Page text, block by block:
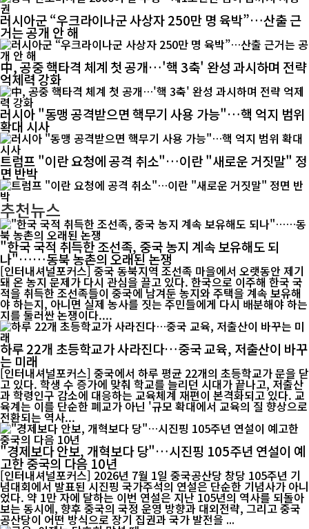
러시아군 “우크라이나군 사상자 250만 명 육박”…산출 근
거는 공개 안 해
中, 공중 핵타격 체계 첫 공개…'핵 3축' 완성 과시하며 전략
억제력 강화
러시아 "동맹 공격받으면 핵무기 사용 가능"…핵 억지 범위
확대 시사
트럼프 "이란 요청에 공격 취소"…이란 "새로운 거짓말" 정
면 반박
추천뉴스
"한국 국적 취득한 조선족, 중국 농지 계속 보유해도 되
나"……동북 농촌의 오래된 논쟁
[인터내셔널포커스] 중국 동북지역 조선족 마을에서 오랫동안 제기
돼 온 농지 문제가 다시 관심을 끌고 있다. 한국으로 이주해 한국 국
적을 취득한 조선족들이 중국에 남겨둔 농지와 주택을 계속 보유해
야 하는지, 아니면 실제 농사를 짓는 주민들에게 다시 배분해야 하는
지를 둘러싼 논쟁이다....
하루 22개 초등학교가 사라진다…중국 교육, 저출산이 바꾸
는 미래
[인터내셔널포커스] 중국에서 하루 평균 22개의 초등학교가 문을 닫
고 있다. 학생 수 증가에 맞춰 학교를 늘리던 시대가 끝나고, 저출산
과 학령인구 감소에 대응하는 교육체계 재편이 본격화되고 있다. 교
육계는 이를 단순한 폐교가 아닌 '규모 확대에서 교육의 질 향상으로
전환되는 역사...
"경제보다 안보, 개혁보다 당"…시진핑 105주년 연설이 예
고한 중국의 다음 10년
[인터내셔널포커스] 2026년 7월 1일 중국공산당 창당 105주년 기
념대회에서 발표된 시진핑 국가주석의 연설은 단순한 기념사가 아니
었다. 약 1만 자에 달하는 이번 연설은 지난 105년의 역사를 되돌아
보는 동시에, 향후 중국의 국정 운영 방향과 대외전략, 그리고 중국
공산당이 어떤 방식으로 장기 집권과 국가 발전을 ...